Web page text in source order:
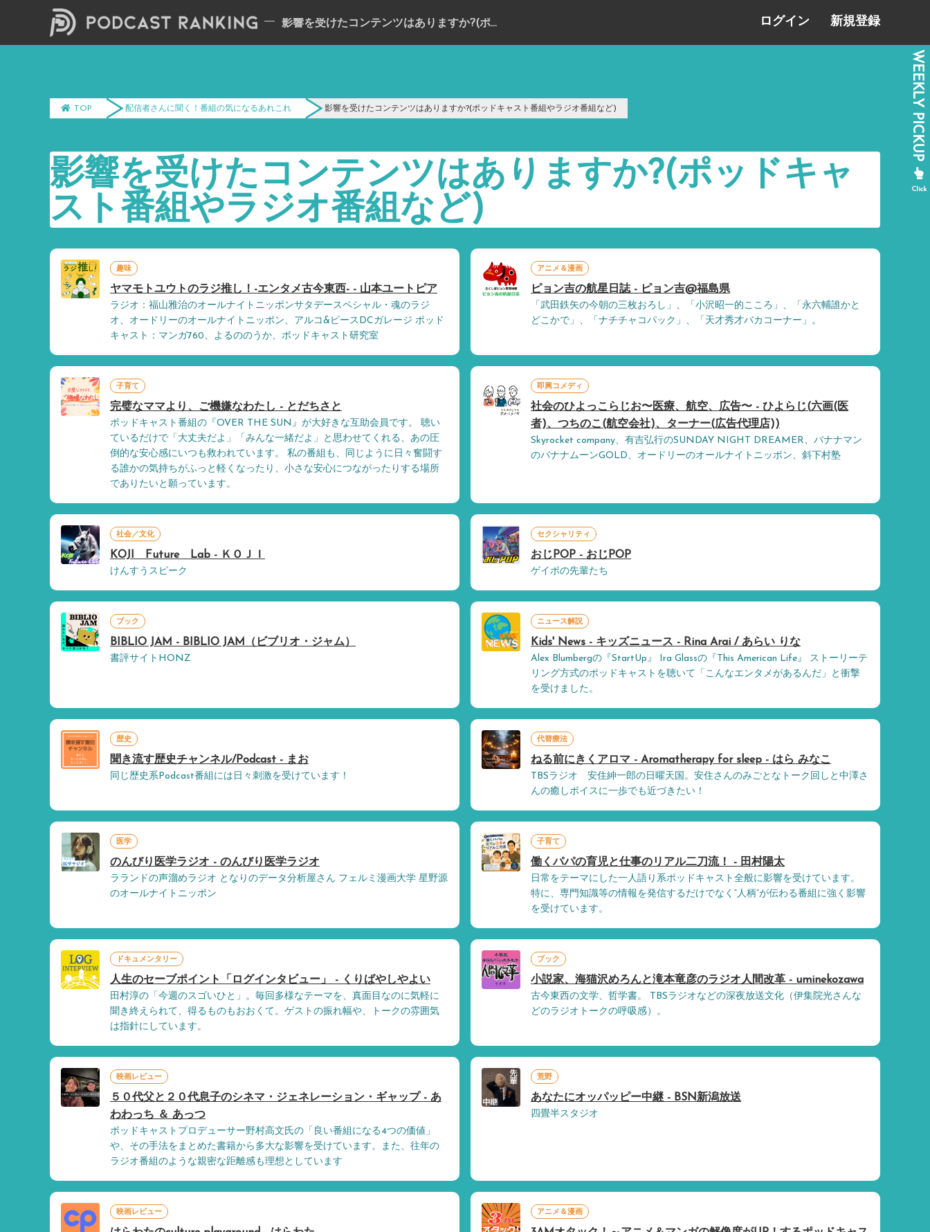
影響を受けたコンテンツはありますか?(ポッドキャスト番組やラジオ番組など) ログイン 新規登録
TOP 配信者さんに聞く！番組の気になるあれこれ 影響を受けたコンテンツはありますか?(ポッドキャスト番組やラジオ番組など)
影響を受けたコンテンツはありますか?(ポッドキャ
スト番組やラジオ番組など)
趣味
ヤマモトユウトのラジ推し！-エンタメ古今東西- - 山本ユートピア
ラジオ：福山雅治のオールナイトニッポンサタデースペシャル・魂のラジ
オ、オードリーのオールナイトニッポン、アルコ&ピースDCガレージ ポッド
キャスト：マンガ760、よるののうか、ポッドキャスト研究室
アニメ＆漫画
ピョン吉の航星日誌 - ピョン吉@福島県
「武田鉄矢の今朝の三枚おろし」、「小沢昭一的こころ」、「永六輔誰かと
どこかで」、「ナチチャコパック」、「天才秀才バカコーナー」。
子育て
完璧なママより、ご機嫌なわたし - とだちさと
ポッドキャスト番組の『OVER THE SUN』が大好きな互助会員です。 聴い
ているだけで「大丈夫だよ」「みんな一緒だよ」と思わせてくれる、あの圧
倒的な安心感にいつも救われています。 私の番組も、同じように日々奮闘す
る誰かの気持ちがふっと軽くなったり、小さな安心につながったりする場所
でありたいと願っています。
即興コメディ
社会のひよっこらじお〜医療、航空、広告〜 - ひよらじ(六画(医
者)、つちのこ(航空会社)、ターナー(広告代理店))
Skyrocket company、有吉弘行のSUNDAY NIGHT DREAMER、バナナマン
のバナナムーンGOLD、オードリーのオールナイトニッポン、斜下村塾
社会／文化
KOJI Future Lab - ＫＯＪＩ
けんすうスピーク
セクシャリティ
おじPOP - おじPOP
ゲイポの先輩たち
ブック
BIBLIO JAM - BIBLIO JAM（ビブリオ・ジャム）
書評サイトHONZ
ニュース解説
Kids' News - キッズニュース - Rina Arai / あらい りな
Alex Blumbergの『StartUp』 Ira Glassの『This American Life』 ストーリーテ
リング方式のポッドキャストを聴いて「こんなエンタメがあるんだ」と衝撃
を受けました。
歴史
聞き流す歴史チャンネル/Podcast - まお
同じ歴史系Podcast番組には日々刺激を受けています！
代替療法
ねる前にきくアロマ - Aromatherapy for sleep - はら みなこ
TBSラジオ 安住紳一郎の日曜天国。安住さんのみごとなトーク回しと中澤さ
んの癒しボイスに一歩でも近づきたい！
医学
のんびり医学ラジオ - のんびり医学ラジオ
ラランドの声溜めラジオ となりのデータ分析屋さん フェルミ漫画大学 星野源
のオールナイトニッポン
子育て
働くパパの育児と仕事のリアル二刀流！ - 田村陽太
日常をテーマにした一人語り系ポッドキャスト全般に影響を受けています。
特に、専門知識等の情報を発信するだけでなく“人柄”が伝わる番組に強く影響
を受けています。
ドキュメンタリー
人生のセーブポイント「ログインタビュー」 - くりばやしやよい
田村淳の「今週のスゴいひと」。毎回多様なテーマを、真面目なのに気軽に
聞き終えられて、得るものもおおくて。ゲストの振れ幅や、トークの雰囲気
は指針にしています。
ブック
小説家、海猫沢めろんと滝本竜彦のラジオ人間改革 - uminekozawa
古今東西の文学、哲学書。 TBSラジオなどの深夜放送文化（伊集院光さんな
どのラジオトークの呼吸感）。
映画レビュー
５０代父と２０代息子のシネマ・ジェネレーション・ギャップ - あ
わわっち ＆ あっつ
ポッドキャストプロデューサー野村高文氏の「良い番組になる4つの価値」
や、その手法をまとめた書籍から多大な影響を受けています。また、往年の
ラジオ番組のような親密な距離感も理想としています
荒野
あなたにオッパッピー中継 - BSN新潟放送
四畳半スタジオ
映画レビュー アニメ＆漫画